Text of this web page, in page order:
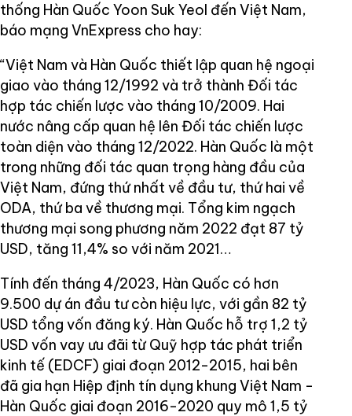
thống Hàn Quốc Yoon Suk Yeol đến Việt Nam,
báo mạng VnExpress cho hay:
“Việt Nam và Hàn Quốc thiết lập quan hệ ngoại
giao vào tháng 12/1992 và trở thành Đối tác
hợp tác chiến lược vào tháng 10/2009. Hai
nước nâng cấp quan hệ lên Đối tác chiến lược
toàn diện vào tháng 12/2022. Hàn Quốc là một
trong những đối tác quan trọng hàng đầu của
Việt Nam, đứng thứ nhất về đầu tư, thứ hai về
ODA, thứ ba về thương mại. Tổng kim ngạch
thương mại song phương năm 2022 đạt 87 tỷ
USD, tăng 11,4% so với năm 2021…
Tính đến tháng 4/2023, Hàn Quốc có hơn
9.500 dự án đầu tư còn hiệu lực, với gần 82 tỷ
USD tổng vốn đăng ký. Hàn Quốc hỗ trợ 1,2 tỷ
USD vốn vay ưu đãi từ Quỹ hợp tác phát triển
kinh tế (EDCF) giai đoạn 2012-2015, hai bên
đã gia hạn Hiệp định tín dụng khung Việt Nam -
Hàn Quốc giai đoạn 2016-2020 quy mô 1,5 tỷ